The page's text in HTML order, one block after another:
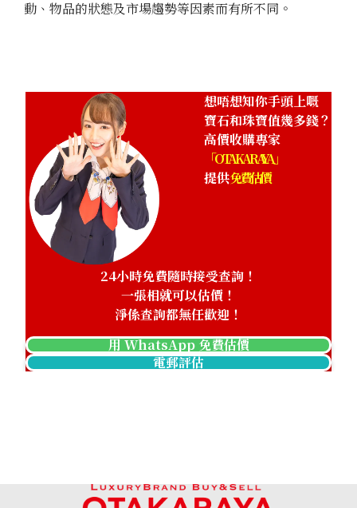
動、物品的狀態及市場趨勢等因素而有所不同。
想唔想知你手頭上嘅
寶石和珠寶值幾多錢？
高價收購專家
「OTAKARAYA」
提供免費估價
24小時免費隨時接受查詢！
一張相就可以估價！
淨係查詢都無任歡迎！
用 WhatsApp 免費估價
電郵評估